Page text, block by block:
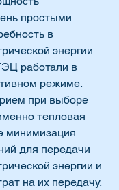
простыми
в
энергии
работали в
режиме.
при выборе
тепловая
минимизация
для передачи
энергии и
на их передачу.